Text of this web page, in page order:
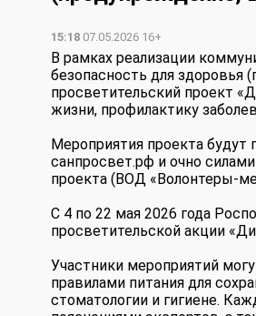
15:18 07.05.2026 16+
В рамках реализации
безопасность для здоровья
просветительский проект
жизни, профилактику
Мероприятия проекта будут
санпросвет.рф и очно
проекта (ВОД «Волонтеры-
С 4 по 22 мая 2026 года
просветительской акции
Участники мероприятий
правилами питания для
стоматологии и гигиене.